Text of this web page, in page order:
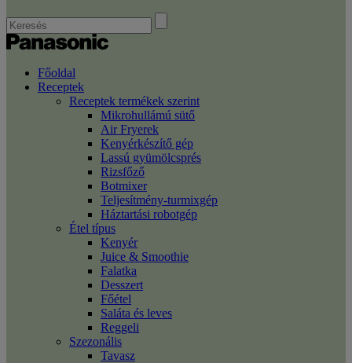
Főoldal
Receptek
Receptek termékek szerint
Mikrohullámú sütő
Air Fryerek
Kenyérkészítő gép
Lassú gyümölcsprés
Rizsfőző
Botmixer
Teljesítmény-turmixgép
Háztartási robotgép
Étel típus
Kenyér
Juice & Smoothie
Falatka
Desszert
Főétel
Saláta és leves
Reggeli
Szezonális
Tavasz